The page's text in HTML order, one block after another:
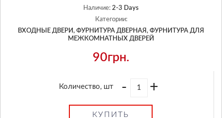
Наличие: 2-3 Days
Категории:
ВХОДНЫЕ ДВЕРИ, ФУРНИТУРА ДВЕРНАЯ, ФУРНИТУРА ДЛЯ
МЕЖКОМНАТНЫХ ДВЕРЕЙ
90грн.
Количество, шт - +
КУПИТЬ